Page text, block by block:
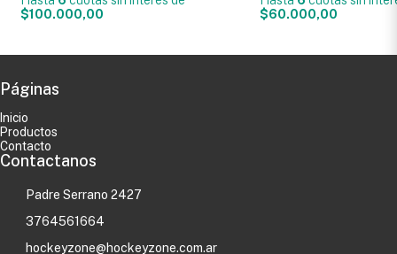
$100.000,00
$60.000,00
Páginas
Inicio
Productos
Contacto
Contactanos
Padre Serrano 2427
3764561664
hockeyzone@hockeyzone.com.ar